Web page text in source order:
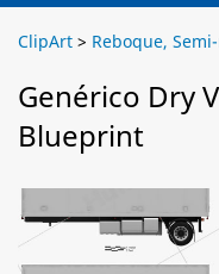
ClipArt > Reboque,
Genérico Dry
Blueprint